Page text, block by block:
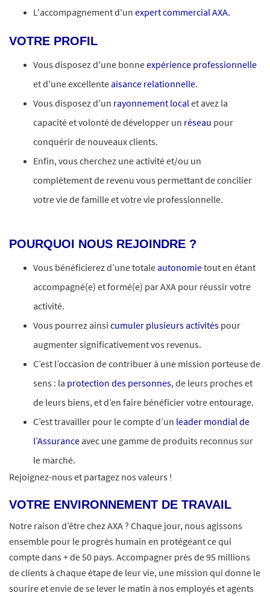
L'accompagnement d'un expert commercial AXA.
VOTRE PROFIL
Vous disposez d'une bonneexpérience professionnelle
et d'une excellente aisance relationnelle.
Vous disposez d'un rayonnement localet avez la
capacité et volonté de développer un réseau pour
conquérir de nouveaux clients.
Enfin, vous cherchez une activité et/ou un
complètement de revenu vous permettant de concilier
votre vie de famille et votre vie professionnelle.
POURQUOI NOUS REJOINDRE ?
Vous bénéficierez d’une totale autonomietout en étant
accompagné(e) et formé(e) par AXA pour réussir votre
activité.
Vous pourrez ainsi cumuler plusieurs activités pour
augmenter significativement vos revenus.
C’est l’occasion de contribuer à une mission porteuse de
sens : la protection des personnes, de leurs proches et
de leurs biens, et d’en faire bénéficier votre entourage.
C’est travailler pour le compte d’un leader mondial de
l’Assurance avec une gamme de produits reconnus sur
le marché.
Rejoignez-nous et partagez nos valeurs !
VOTRE ENVIRONNEMENT DE TRAVAIL
Notre raison d’être chez AXA ? Chaque jour, nous agissons
ensemble pour le progrès humain en protégeant ce qui
compte dans + de 50 pays. Accompagner près de 95 millions
de clients à chaque étape de leur vie, une mission qui donne le
sourire et envie de se lever le matin à nos employés et agents